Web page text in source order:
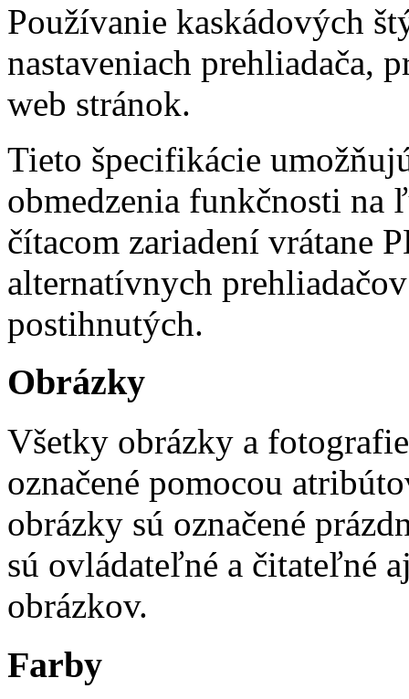
Používanie kaskádových
nastaveniach prehliadača,
web stránok.
Tieto špecifikácie
obmedzenia funkčnosti
čítacom zariadení vrátane
alternatívnych
postihnutých.
Obrázky
Všetky obrázky a
označené pomocou
obrázky sú označené
sú ovládateľné a čitateľné
obrázkov.
Farby